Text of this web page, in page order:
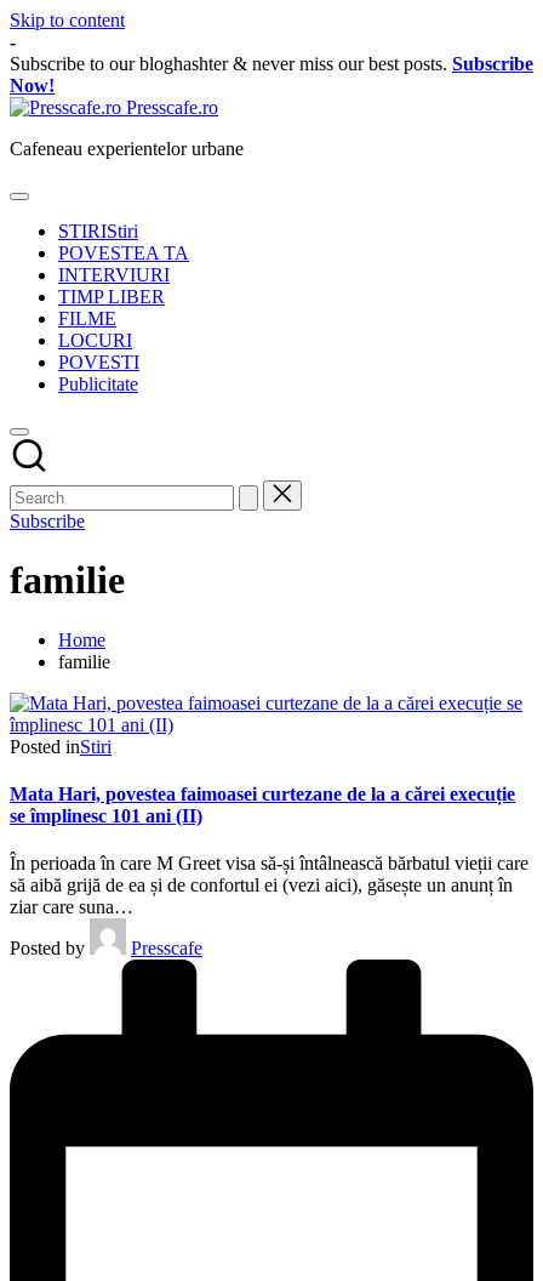
Skip to content
-
Subscribe to our bloghashter & never miss our best posts. Subscribe
Now!
Presscafe.ro
Cafeneau experientelor urbane
STIRIStiri
POVESTEA TA
INTERVIURI
TIMP LIBER
FILME
LOCURI
POVESTI
Publicitate
Subscribe
familie
Home
familie
Posted inStiri
Mata Hari, povestea faimoasei curtezane de la a cărei execuție
se împlinesc 101 ani (II)
În perioada în care M Greet visa să-și întâlnească bărbatul vieții care
să aibă grijă de ea și de confortul ei (vezi aici), găsește un anunț în
ziar care suna…
Posted by
Presscafe